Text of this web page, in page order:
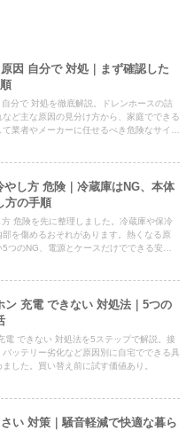
因 自分で 対処｜まず確認した
分で 対処を徹底解説。ドレンホースの詰
など主な原因の見分け方から、家庭でできる
業者やメーカーに任せるべき危険なサイン
やし方 危険｜冷蔵庫はNG、本体
方の手順
危険を先に整理しました。冷蔵庫や保冷
を傷めるおそれがあります。熱くなる原
つのNG、電源とケースだけでできる安全
ン 充電 できない 対処法｜5つの
電 できない 対処法を5ステップで解説。接
ッテリー劣化など原因別に自宅でできる具
した。買い替え前に試す価値あり。
い 対策｜騒音軽減で快適な暮ら